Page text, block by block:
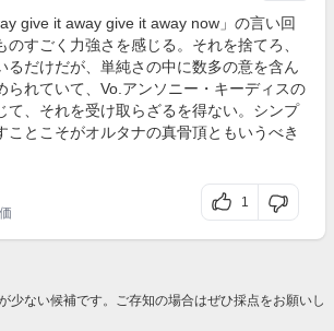
give it away give it away now」の言い回
のすごく力強さを感じる。それを捨てろ、
るだけだが、単純さの中に数多の意を含ん
られていて、Vo.アンソニー・キーディスの
て、それを受け取らざるを得ない。シンプ
ことこそがオルタナの真骨頂ともいうべき
1
少ない候補です。ご存知の場合はぜひ採点をお願いし